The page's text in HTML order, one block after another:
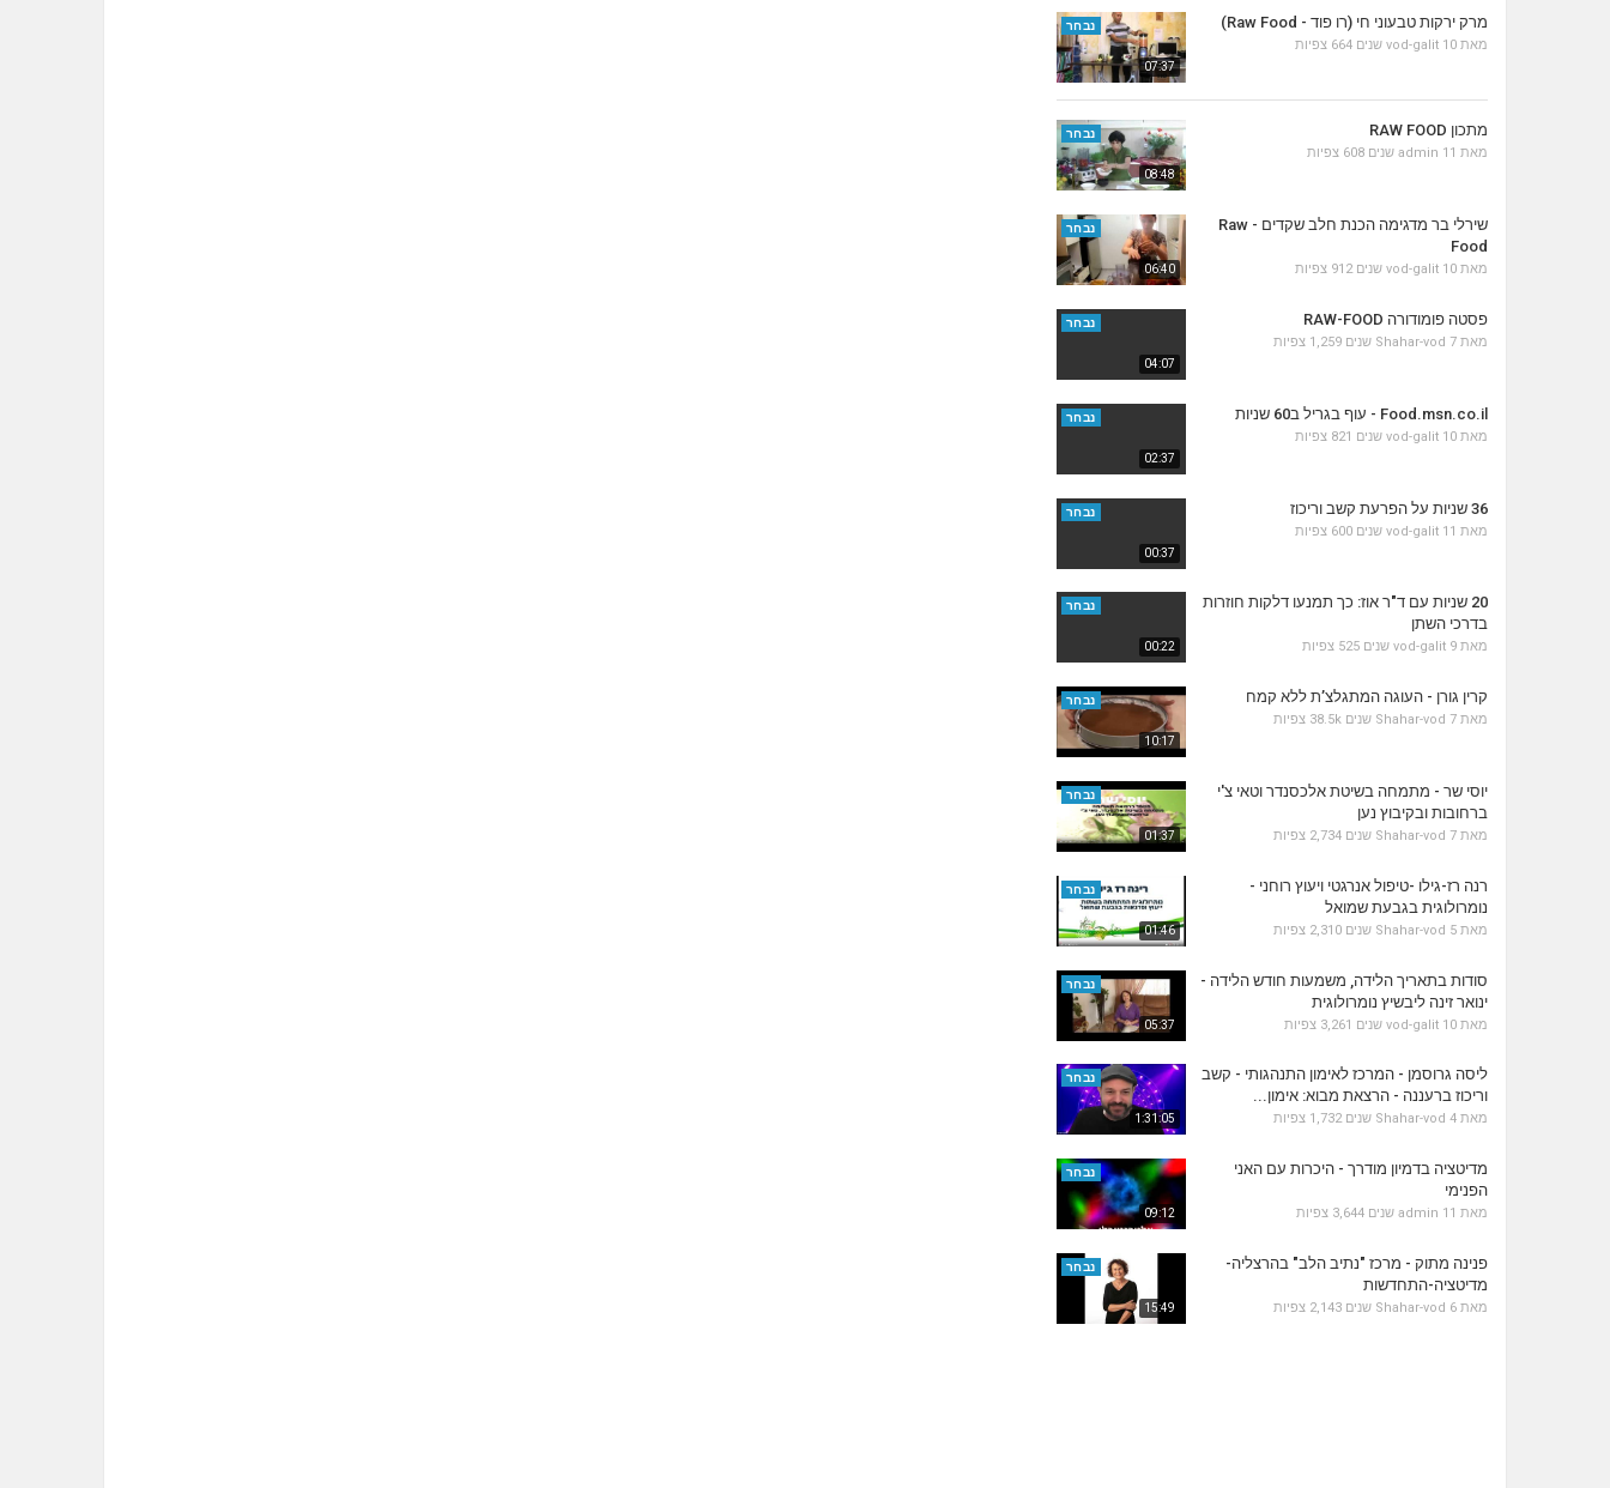
07:37
נבחר מרק ירקות טבעוני חי (רו פוד - Raw Food)
מאת vod-galit 10 שנים 664 צפיות
08:48
נבחר מתכון RAW FOOD
מאת admin 11 שנים 608 צפיות
06:40
נבחר
שירלי בר מדגימה הכנת חלב שקדים - Raw
Food
מאת vod-galit 10 שנים 912 צפיות
04:07
נבחר פסטה פומודורה RAW-FOOD
מאת Shahar-vod 7 שנים 1,259 צפיות
02:37
נבחר Food.msn.co.il - עוף בגריל ב60 שניות
מאת vod-galit 10 שנים 821 צפיות
00:37
נבחר 36 שניות על הפרעת קשב וריכוז
מאת vod-galit 11 שנים 600 צפיות
00:22
נבחר
20 שניות עם ד"ר אוז: כך תמנעו דלקות חוזרות
בדרכי השתן
מאת vod-galit 9 שנים 525 צפיות
10:17
נבחר קרין גורן - העוגה המתגלצ’ת ללא קמח
מאת Shahar-vod 7 שנים 38.5k צפיות
01:37
נבחר
יוסי שר - מתמחה בשיטת אלכסנדר וטאי צ'י
ברחובות ובקיבוץ נען
מאת Shahar-vod 7 שנים 2,734 צפיות
01:46
נבחר
רנה רז-גילו -טיפול אנרגטי ויעוץ רוחני -
נומרולוגית בגבעת שמואל
מאת Shahar-vod 5 שנים 2,310 צפיות
05:37
נבחר
סודות בתאריך הלידה, משמעות חודש הלידה -
ינואר זינה ליבשיץ נומרולוגית
מאת vod-galit 10 שנים 3,261 צפיות
1:31:05
נבחר
ליסה גרוסמן - המרכז לאימון התנהגותי - קשב
וריכוז ברעננה - הרצאת מבוא: אימון...
מאת Shahar-vod 4 שנים 1,732 צפיות
09:12
נבחר
מדיטציה בדמיון מודרך - היכרות עם האני
הפנימי
מאת admin 11 שנים 3,644 צפיות
15:49
נבחר
פנינה מתוק - מרכז "נתיב הלב" בהרצליה-
מדיטציה-התחדשות
מאת Shahar-vod 6 שנים 2,143 צפיות